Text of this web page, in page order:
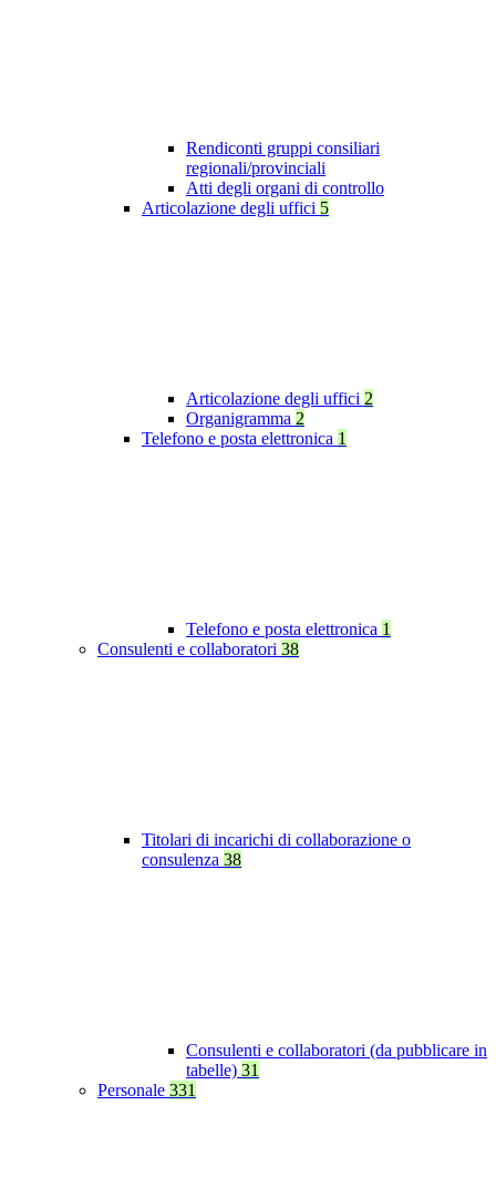
Rendiconti gruppi consiliari
regionali/provinciali
Atti degli organi di controllo
Articolazione degli uffici 5
Articolazione degli uffici 2
Organigramma 2
Telefono e posta elettronica 1
Telefono e posta elettronica 1
Consulenti e collaboratori 38
Titolari di incarichi di collaborazione o
consulenza 38
Consulenti e collaboratori (da pubblicare in
tabelle) 31
Personale 331